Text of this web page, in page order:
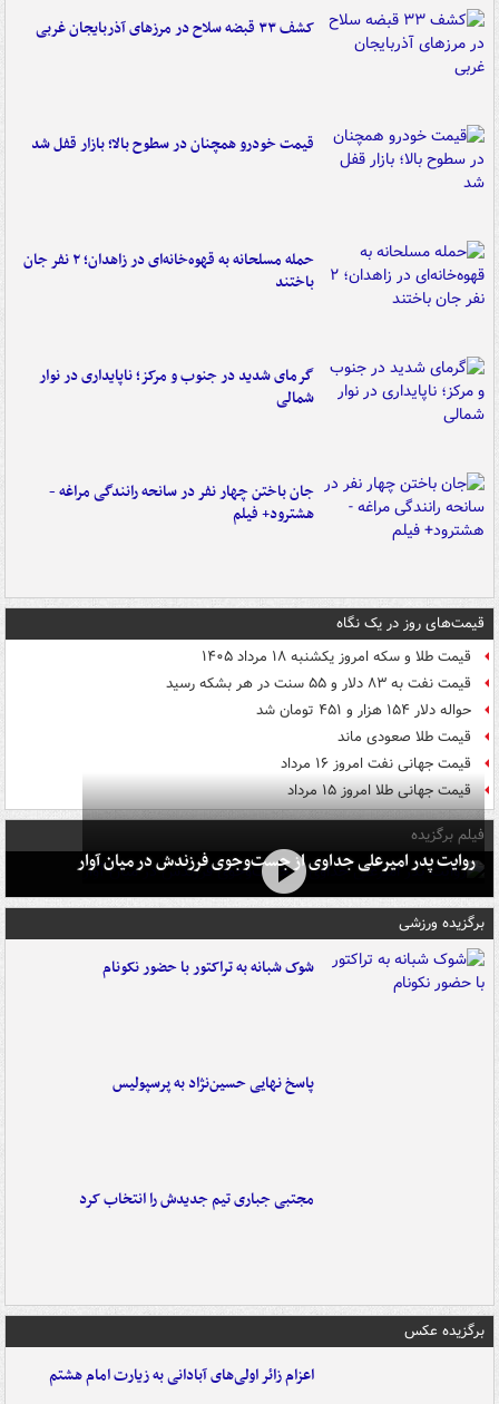
کشف ۳۳ قبضه سلاح در مرزهای آذربایجان غربی
قیمت خودرو همچنان در سطوح بالا؛ بازار قفل شد
حمله مسلحانه به قهوه‌خانه‌ای در زاهدان؛ ۲ نفر جان
باختند
گرمای شدید در جنوب و مرکز؛ ناپایداری در نوار
شمالی
جان باختن چهار نفر در سانحه رانندگی مراغه -
هشترود+ فیلم
قیمت‌های روز در یک نگاه
قیمت طلا و سکه امروز یکشنبه ۱۸ مرداد ۱۴۰۵
قیمت نفت به ۸۳ دلار و ۵۵ سنت در هر بشکه رسید
حواله دلار ۱۵۴ هزار و ۴۵۱ تومان شد
قیمت طلا صعودی ماند
قیمت جهانی نفت امروز ۱۶ مرداد
قیمت جهانی طلا امروز ۱۵ مرداد
فیلم برگزیده
روایت پدر امیرعلی جداوی از جست‌وجوی فرزندش در میان آوار
برگزیده ورزشی
شوک شبانه به تراکتور با حضور نکونام
پاسخ نهایی حسین‌نژاد به پرسپولیس
مجتبی جباری تیم جدیدش را انتخاب کرد
برگزیده عکس
اعزام زائر اولی‌های آبادانی به زیارت امام هشتم